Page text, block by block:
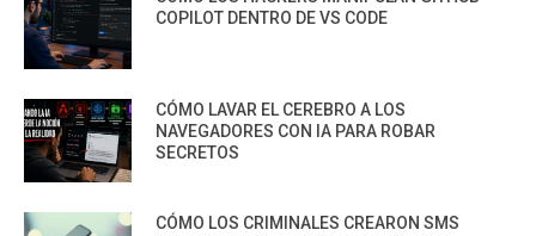
COPILOT DENTRO DE VS CODE
CÓMO LAVAR EL CEREBRO A LOS
NAVEGADORES CON IA PARA ROBAR
SECRETOS
CÓMO LOS CRIMINALES CREARON SMS